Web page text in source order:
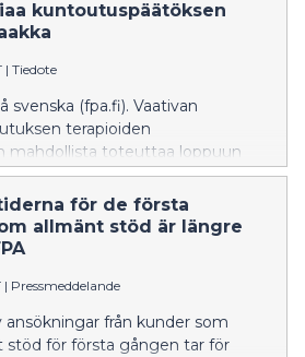
terapi inom krävande
kuntoutuspäätöksen
| Tiedote
svenska (fpa.fi). Vaativan
terapioiden
mahdollista toteuttaa loppuun
sopimuksen ja palvelukuvauksen
vaihteessa. Tämä koskee
lääkinnällisen kuntoutuksen
för de första
allmänt stöd är längre
| Pressmeddelande
från kunder som
stöd för första gången tar för